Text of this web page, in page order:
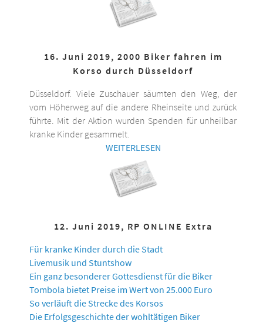
16. Juni 2019, 2000 Biker fahren im
Korso durch Düsseldorf
Düsseldorf. Viele Zuschauer säumten den Weg, der
vom Höherweg auf die andere Rheinseite und zurück
führte. Mit der Aktion wurden Spenden für unheilbar
kranke Kinder gesammelt.
WEITERLESEN
12. Juni 2019, RP ONLINE Extra
Für kranke Kinder durch die Stadt
Livemusik und Stuntshow
Ein ganz besonderer Gottesdienst für die Biker
Tombola bietet Preise im Wert von 25.000 Euro
So verläuft die Strecke des Korsos
Die Erfolgsgeschichte der wohltätigen Biker